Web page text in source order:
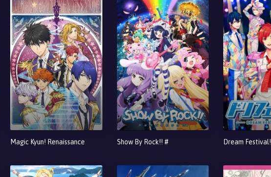
Magic Kyun! Renaissance Show By Rock!! # Dream Festival!